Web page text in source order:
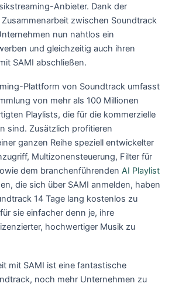
Anbieter. Dank der
zwischen Soundtrack
nun nahtlos ein
und gleichzeitig auch ihren
SAMI abschließen.
Plattform von Soundtrack umfasst
von mehr als 100 Millionen
Playlists, die für die kommerzielle
sind. Zusätzlich profitieren
ganzen Reihe speziell entwickelter
Multizonensteuerung, Filter für
dem branchenführenden AI Playlist
die sich über SAMI anmelden, haben
14 Tage lang kostenlos zu
sie einfacher denn je, ihre
hochwertiger Musik zu
mit SAMI ist eine fantastische
noch mehr Unternehmen zu